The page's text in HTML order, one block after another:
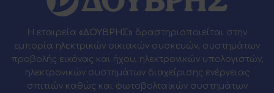
Η εταιρεία «ΔΟΥΒΡΗΣ» δραστηριοποιείται στην
εμπορία ηλεκτρικών οικιακών συσκευών, συστημάτων
προβολής εικόνας και ήχου, ηλεκτρονικών υπολογιστών,
ηλεκτρονικών συστημάτων διαχείρισης ενέργειας
σπιτιών καθώς και φωτοβολταϊκών συστημάτων